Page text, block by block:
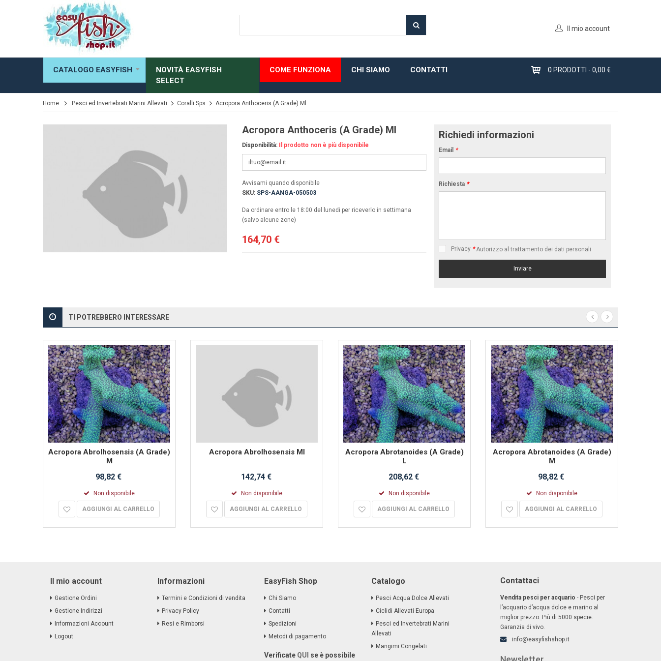
Il mio account
CATALOGO EASYFISH
NOVITÀ EASYFISH
SELECT
COME FUNZIONA CHI SIAMO CONTATTI 0 PRODOTTI - 0,00 €
Home Pesci ed Invertebrati Marini Allevati Coralli Sps Acropora Anthoceris (A Grade) Ml
Acropora Anthoceris (A Grade) Ml
Disponibilità: Il prodotto non è più disponibile
Avvisami quando disponibile
SKU: SPS-AANGA-050503
Da ordinare entro le 18:00 del lunedi per riceverlo in settimana
(salvo alcune zone)
164,70 €
Richiedi informazioni
Email *
Richiesta *
Privacy * Autorizzo al trattamento dei dati personali
TI POTREBBERO INTERESSARE
Acropora Abrolhosensis (A Grade)
M
98,82 €
Non disponibile
AGGIUNGI AL CARRELLO
Acropora Abrolhosensis Ml
142,74 €
Non disponibile
AGGIUNGI AL CARRELLO
Acropora Abrotanoides (A Grade)
L
208,62 €
Non disponibile
AGGIUNGI AL CARRELLO
Acropora Abrotanoides (A Grade)
M
98,82 €
Non disponibile
AGGIUNGI AL CARRELLO
Il mio account
Gestione Ordini
Gestione Indirizzi
Informazioni Account
Logout
Informazioni
Termini e Condizioni di vendita
Privacy Policy
Resi e Rimborsi
EasyFish Shop
Chi Siamo
Contatti
Spedizioni
Metodi di pagamento
Verificate QUI se è possibile
Catalogo
Pesci Acqua Dolce Allevati
Ciclidi Allevati Europa
Pesci ed Invertebrati Marini
Allevati
Mangimi Congelati
Contattaci
Vendita pesci per acquario - Pesci per
l’acquario d’acqua dolce e marino al
miglior prezzo. Più di 5000 specie.
Garanzia di vivo.
info@easyfishshop.it